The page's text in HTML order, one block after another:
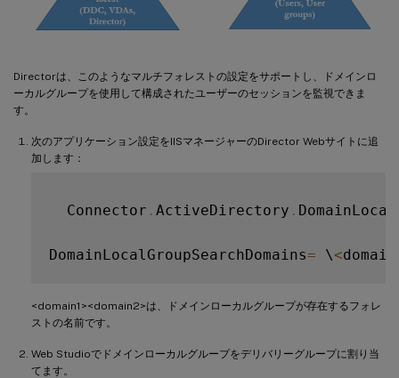
Directorは、このようなマルチフォレストの設定をサポートし、ドメインロ
ーカルグループを使用して構成されたユーザーのセッションを監視できま
す。
次のアプリケーション設定をIISマネージャーのDirector Webサイトに追
加します：
  Connector
. ActiveDirectory .
DomainLocalGroupSearchDomains= \<
<domain1><domain2>は、ドメインローカルグループが存在するフォレ
ストの名前です。
Web Studioでドメインローカルグループをデリバリーグループに割り当
てます。